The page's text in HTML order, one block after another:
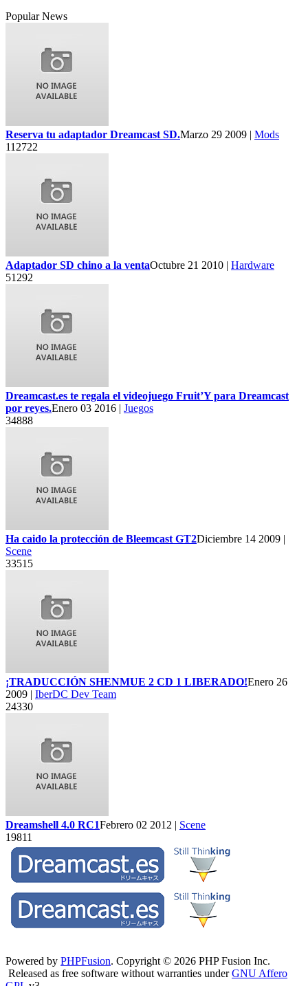
Popular News
Reserva tu adaptador Dreamcast SD.Marzo 29 2009 | Mods
112722
Adaptador SD chino a la ventaOctubre 21 2010 | Hardware
51292
Dreamcast.es te regala el videojuego Fruit’Y para Dreamcast
por reyes.Enero 03 2016 | Juegos
34888
Ha caido la protección de Bleemcast GT2Diciembre 14 2009 |
Scene
33515
¡TRADUCCIÓN SHENMUE 2 CD 1 LIBERADO!Enero 26
2009 | IberDC Dev Team
24330
Dreamshell 4.0 RC1Febrero 02 2012 | Scene
19811
Powered by PHPFusion. Copyright © 2026 PHP Fusion Inc.
Released as free software without warranties underGNU Affero